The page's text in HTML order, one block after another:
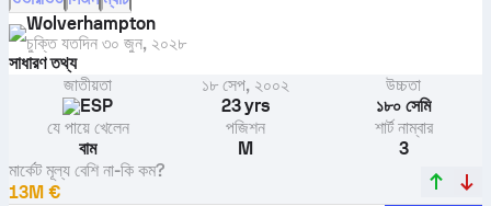
Wolverhampton
চুক্তি যতদিন ৩০ জুন, ২০২৮
সাধারণ তথ্য
জাতীয়তা
ESP
১৮ সেপ, ২০০২
23 yrs
উচ্চতা
১৮০ সেমি
যে পায়ে খেলেন
বাম
পজিশন
M
শার্ট নাম্বার
3
মার্কেট মূল্য বেশি না-কি কম?
13M €